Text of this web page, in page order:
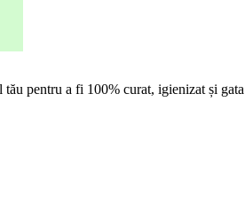
pentru a fi 100% curat, igienizat și